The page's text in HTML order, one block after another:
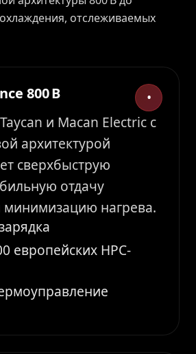
отслеживаемых
800 В
•
и Macan Electric с
архитектурой
сверхбыструю
отдачу
нагрева.
европейских HPC-